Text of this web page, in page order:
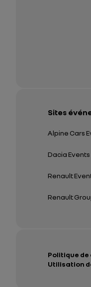
Sites
Alpine Cars
Dacia Events
Renault
Renault
Politique
Utilisation